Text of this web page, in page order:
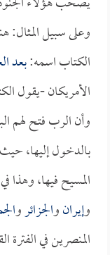
وعلى سبيل
الكتاب اسمه:بعد
الأمريكان -يقول
وأن الرب فتح لهم
بالدخول إليها،
المسيح فيها، وهذا في (ص:147)،
وإيرانوالجزائرو
المنصرين في الفترة